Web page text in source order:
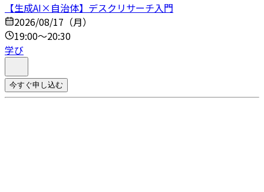
【生成AI×自治体】デスクリサーチ入門
2026/08/17（月）
19:00～20:30
学び
今すぐ申し込む